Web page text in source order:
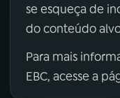
se esqueça de
do conteúdo
Para mais
EBC, acesse a